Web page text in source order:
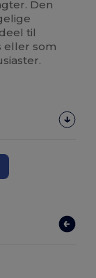
Den
til
eller som